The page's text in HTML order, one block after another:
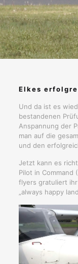
Elkes
Und da ist es
bestandenen
Anspannung der
man auf die
und den
Jetzt kann es
Pilot in Command
flyers gratuliert
„always happy